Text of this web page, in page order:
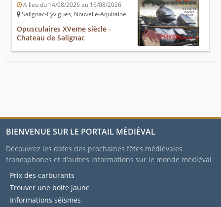
A lieu du 14/08/2026 au 16/08/2026
Salignac-Eyvigues, Nouvelle-Aquitaine
Opusculaires XVeme siècle -
Chateau de Salignac
BIENVENUE SUR LE PORTAIL MÉDIÉVAL
Découvrez les dates des prochaines fêtes médiévales
francophones et d'autres informations sur le monde médiéval
Prix des carburants
Trouver une boite jaune
Informations séismes